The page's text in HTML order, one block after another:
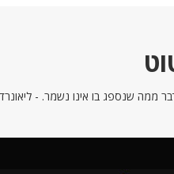
ממה שנספג בו אינו נשמר. -